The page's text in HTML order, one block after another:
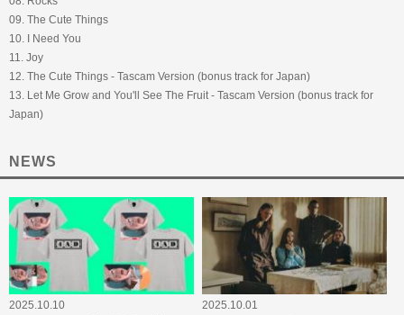
09. The Cute Things
10. I Need You
11. Joy
12. The Cute Things - Tascam Version (bonus track for Japan)
13. Let Me Grow and You'll See The Fruit - Tascam Version (bonus track for
Japan)
NEWS
2025.10.10
2025.10.01